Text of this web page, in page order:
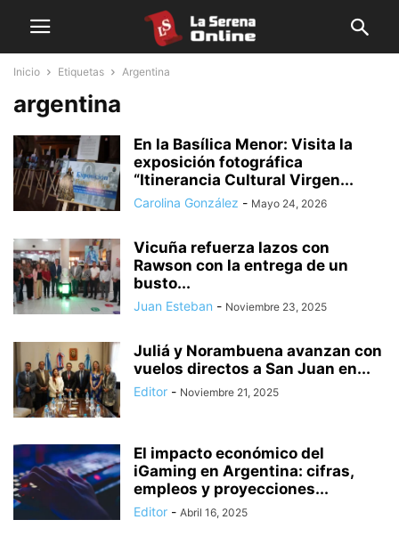
Inicio Etiquetas Argentina
argentina
En la Basílica Menor: Visita la
exposición fotográfica
“Itinerancia Cultural Virgen...
Carolina González - Mayo 24, 2026
Vicuña refuerza lazos con
Rawson con la entrega de un
busto...
Juan Esteban - Noviembre 23, 2025
Juliá y Norambuena avanzan con
vuelos directos a San Juan en...
Editor - Noviembre 21, 2025
El impacto económico del
iGaming en Argentina: cifras,
empleos y proyecciones...
Editor - Abril 16, 2025